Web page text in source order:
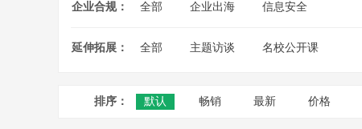
企业合规： 全部 企业出海 信息安全
延伸拓展： 全部 主题访谈 名校公开课
排序： 默认 畅销 最新 价格